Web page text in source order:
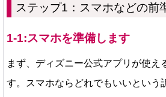
ステップ1：スマホなどの前
1-1:スマホを準備します
まず、ディズニー公式アプリが使え
す。スマホならどれでもいいという